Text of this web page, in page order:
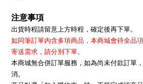
注意事項
出貨時程請留意上方時程，確定後再下單。
如同筆訂單內含多項商品，本商城會待全品
寄送需求，請分別下單。
本商城無合併訂單服務，如為尚未付款訂單
消。